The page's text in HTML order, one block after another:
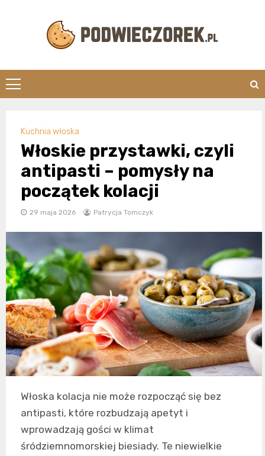
Kuchnia włoska
Włoskie przystawki, czyli
antipasti – pomysły na
początek kolacji
29 maja 2026 Patrycja Tomczyk
Włoska kolacja nie może rozpocząć się bez
antipasti, które rozbudzają apetyt i
wprowadzają gości w klimat
śródziemnomorskiej biesiady. Te niewielkie